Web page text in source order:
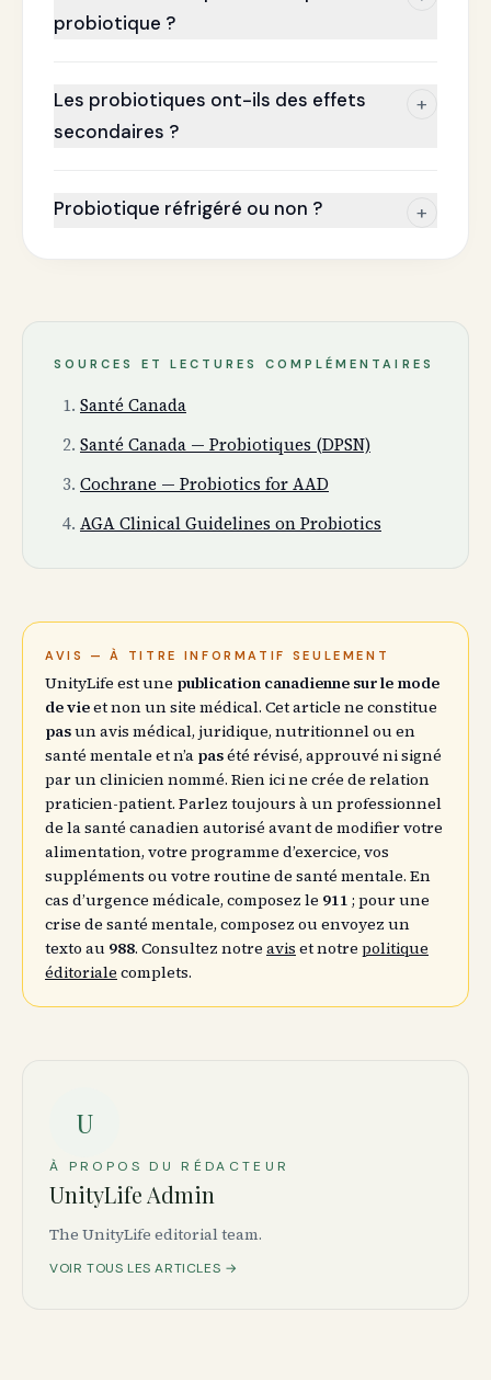
probiotique ?
Les probiotiques ont-ils des effets
secondaires ?
+
Probiotique réfrigéré ou non ? +
SOURCES ET LECTURES COMPLÉMENTAIRES
Santé Canada
Santé Canada — Probiotiques (DPSN)
Cochrane — Probiotics for AAD
AGA Clinical Guidelines on Probiotics
AVIS — À TITRE INFORMATIF SEULEMENT
UnityLife est une publication canadienne sur le mode
de vieet non un site médical. Cet article ne constitue
pasun avis médical, juridique, nutritionnel ou en
santé mentale et n’a pasété révisé, approuvé ni signé
par un clinicien nommé. Rien ici ne crée de relation
praticien-patient. Parlez toujours à un professionnel
de la santé canadien autorisé avant de modifier votre
alimentation, votre programme d’exercice, vos
suppléments ou votre routine de santé mentale. En
cas d’urgence médicale, composez le 911 ; pour une
crise de santé mentale, composez ou envoyez un
texto au 988. Consultez notre avis et notre politique
éditoriale complets.
U
À PROPOS DU RÉDACTEUR
UnityLife Admin
The UnityLife editorial team.
VOIR TOUS LES ARTICLES →